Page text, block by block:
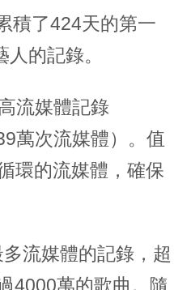
積了424天的第一
的記錄。
流媒體記錄
萬次流媒體）。值
環的流媒體，確保
流媒體的記錄，超
4000萬的歌曲。隨